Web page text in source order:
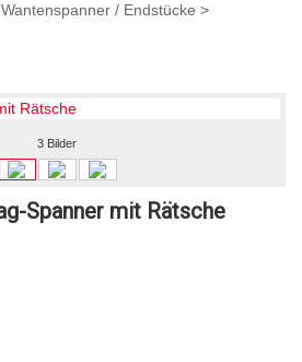
/ Endstücke >
3 Bilder
Spanner mit Rätsche